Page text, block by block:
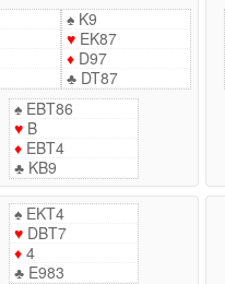
♠K9
♥EK87
♦D97
♣DT87
♠ EBT86
♥ B
♦ EBT4
♣ KB9
♠ EKT4
♥ DBT7
♦ 4
♣ E983